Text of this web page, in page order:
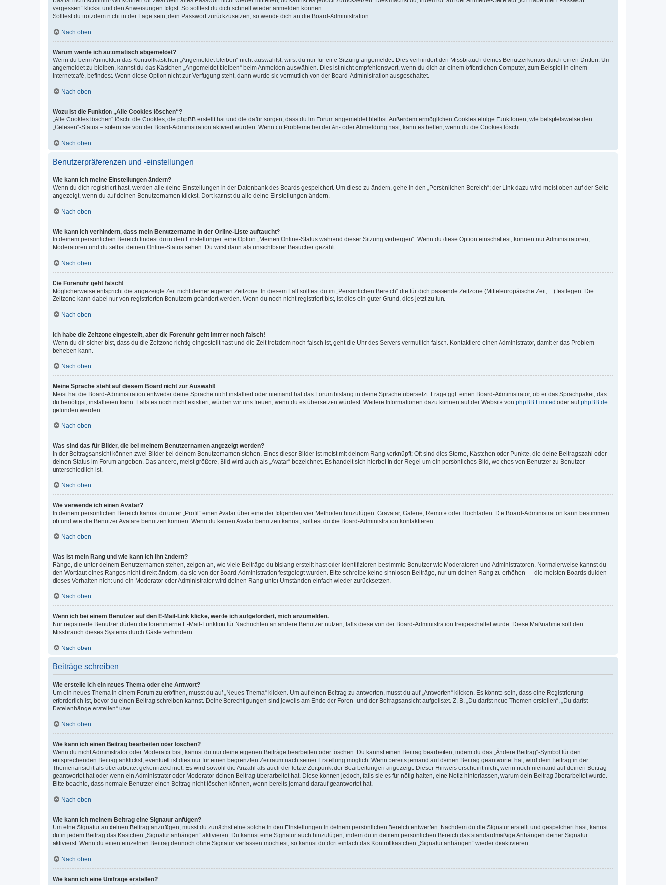
vergessen“ klickst und den Anweisungen folgst. So solltest du dich schnell wieder anmelden können.
Solltest du trotzdem nicht in der Lage sein, dein Passwort zurückzusetzen, so wende dich an die Board-Administration.
Nach oben
Warum werde ich automatisch abgemeldet?
Wenn du beim Anmelden das Kontrollkästchen „Angemeldet bleiben“ nicht auswählst, wirst du nur für eine Sitzung angemeldet. Dies verhindert den Missbrauch deines Benutzerkontos durch einen Dritten. Um
angemeldet zu bleiben, kannst du das Kästchen „Angemeldet bleiben“ beim Anmelden auswählen. Dies ist nicht empfehlenswert, wenn du dich an einem öffentlichen Computer, zum Beispiel in einem
Internetcafé, befindest. Wenn diese Option nicht zur Verfügung steht, dann wurde sie vermutlich von der Board-Administration ausgeschaltet.
Nach oben
Wozu ist die Funktion „Alle Cookies löschen“?
„Alle Cookies löschen“ löscht die Cookies, die phpBB erstellt hat und die dafür sorgen, dass du im Forum angemeldet bleibst. Außerdem ermöglichen Cookies einige Funktionen, wie beispielsweise den
„Gelesen“-Status – sofern sie von der Board-Administration aktiviert wurden. Wenn du Probleme bei der An- oder Abmeldung hast, kann es helfen, wenn du die Cookies löscht.
Nach oben
Benutzerpräferenzen und -einstellungen
Wie kann ich meine Einstellungen ändern?
Wenn du dich registriert hast, werden alle deine Einstellungen in der Datenbank des Boards gespeichert. Um diese zu ändern, gehe in den „Persönlichen Bereich“; der Link dazu wird meist oben auf der Seite
angezeigt, wenn du auf deinen Benutzernamen klickst. Dort kannst du alle deine Einstellungen ändern.
Nach oben
Wie kann ich verhindern, dass mein Benutzername in der Online-Liste auftaucht?
In deinem persönlichen Bereich findest du in den Einstellungen eine Option „Meinen Online-Status während dieser Sitzung verbergen“. Wenn du diese Option einschaltest, können nur Administratoren,
Moderatoren und du selbst deinen Online-Status sehen. Du wirst dann als unsichtbarer Besucher gezählt.
Nach oben
Die Forenuhr geht falsch!
Möglicherweise entspricht die angezeigte Zeit nicht deiner eigenen Zeitzone. In diesem Fall solltest du im „Persönlichen Bereich“ die für dich passende Zeitzone (Mitteleuropäische Zeit, ...) festlegen. Die
Zeitzone kann dabei nur von registrierten Benutzern geändert werden. Wenn du noch nicht registriert bist, ist dies ein guter Grund, dies jetzt zu tun.
Nach oben
Ich habe die Zeitzone eingestellt, aber die Forenuhr geht immer noch falsch!
Wenn du dir sicher bist, dass du die Zeitzone richtig eingestellt hast und die Zeit trotzdem noch falsch ist, geht die Uhr des Servers vermutlich falsch. Kontaktiere einen Administrator, damit er das Problem
beheben kann.
Nach oben
Meine Sprache steht auf diesem Board nicht zur Auswahl!
Meist hat die Board-Administration entweder deine Sprache nicht installiert oder niemand hat das Forum bislang in deine Sprache übersetzt. Frage ggf. einen Board-Administrator, ob er das Sprachpaket, das
du benötigst, installieren kann. Falls es noch nicht existiert, würden wir uns freuen, wenn du es übersetzen würdest. Weitere Informationen dazu können auf der Website von phpBB Limited oder aufphpBB.de
gefunden werden.
Nach oben
Was sind das für Bilder, die bei meinem Benutzernamen angezeigt werden?
In der Beitragsansicht können zwei Bilder bei deinem Benutzernamen stehen. Eines dieser Bilder ist meist mit deinem Rang verknüpft: Oft sind dies Sterne, Kästchen oder Punkte, die deine Beitragszahl oder
deinen Status im Forum angeben. Das andere, meist größere, Bild wird auch als „Avatar“ bezeichnet. Es handelt sich hierbei in der Regel um ein persönliches Bild, welches von Benutzer zu Benutzer
unterschiedlich ist.
Nach oben
Wie verwende ich einen Avatar?
In deinem persönlichen Bereich kannst du unter „Profil“ einen Avatar über eine der folgenden vier Methoden hinzufügen: Gravatar, Galerie, Remote oder Hochladen. Die Board-Administration kann bestimmen,
ob und wie die Benutzer Avatare benutzen können. Wenn du keinen Avatar benutzen kannst, solltest du die Board-Administration kontaktieren.
Nach oben
Was ist mein Rang und wie kann ich ihn ändern?
Ränge, die unter deinem Benutzernamen stehen, zeigen an, wie viele Beiträge du bislang erstellt hast oder identifizieren bestimmte Benutzer wie Moderatoren und Administratoren. Normalerweise kannst du
den Wortlaut eines Ranges nicht direkt ändern, da sie von der Board-Administration festgelegt wurden. Bitte schreibe keine sinnlosen Beiträge, nur um deinen Rang zu erhöhen — die meisten Boards dulden
dieses Verhalten nicht und ein Moderator oder Administrator wird deinen Rang unter Umständen einfach wieder zurücksetzen.
Nach oben
Wenn ich bei einem Benutzer auf den E-Mail-Link klicke, werde ich aufgefordert, mich anzumelden.
Nur registrierte Benutzer dürfen die foreninterne E-Mail-Funktion für Nachrichten an andere Benutzer nutzen, falls diese von der Board-Administration freigeschaltet wurde. Diese Maßnahme soll den
Missbrauch dieses Systems durch Gäste verhindern.
Nach oben
Beiträge schreiben
Wie erstelle ich ein neues Thema oder eine Antwort?
Um ein neues Thema in einem Forum zu eröffnen, musst du auf „Neues Thema“ klicken. Um auf einen Beitrag zu antworten, musst du auf „Antworten“ klicken. Es könnte sein, dass eine Registrierung
erforderlich ist, bevor du einen Beitrag schreiben kannst. Deine Berechtigungen sind jeweils am Ende der Foren- und der Beitragsansicht aufgelistet. Z. B. „Du darfst neue Themen erstellen“, „Du darfst
Dateianhänge erstellen“ usw.
Nach oben
Wie kann ich einen Beitrag bearbeiten oder löschen?
Wenn du nicht Administrator oder Moderator bist, kannst du nur deine eigenen Beiträge bearbeiten oder löschen. Du kannst einen Beitrag bearbeiten, indem du das „Ändere Beitrag“-Symbol für den
entsprechenden Beitrag anklickst; eventuell ist dies nur für einen begrenzten Zeitraum nach seiner Erstellung möglich. Wenn bereits jemand auf deinen Beitrag geantwortet hat, wird dein Beitrag in der
Themenansicht als überarbeitet gekennzeichnet. Es wird sowohl die Anzahl als auch der letzte Zeitpunkt der Bearbeitungen angezeigt. Dieser Hinweis erscheint nicht, wenn noch niemand auf deinen Beitrag
geantwortet hat oder wenn ein Administrator oder Moderator deinen Beitrag überarbeitet hat. Diese können jedoch, falls sie es für nötig halten, eine Notiz hinterlassen, warum dein Beitrag überarbeitet wurde.
Bitte beachte, dass normale Benutzer einen Beitrag nicht löschen können, wenn bereits jemand darauf geantwortet hat.
Nach oben
Wie kann ich meinem Beitrag eine Signatur anfügen?
Um eine Signatur an deinen Beitrag anzufügen, musst du zunächst eine solche in den Einstellungen in deinem persönlichen Bereich entwerfen. Nachdem du die Signatur erstellt und gespeichert hast, kannst
du in jedem Beitrag das Kästchen „Signatur anhängen“ aktivieren. Du kannst eine Signatur auch hinzufügen, indem du in deinem persönlichen Bereich das standardmäßige Anhängen deiner Signatur
aktivierst. Wenn du einen einzelnen Beitrag dennoch ohne Signatur verfassen möchtest, so kannst du dort einfach das Kontrollkästchen „Signatur anhängen“ wieder deaktivieren.
Nach oben
Wie kann ich eine Umfrage erstellen?